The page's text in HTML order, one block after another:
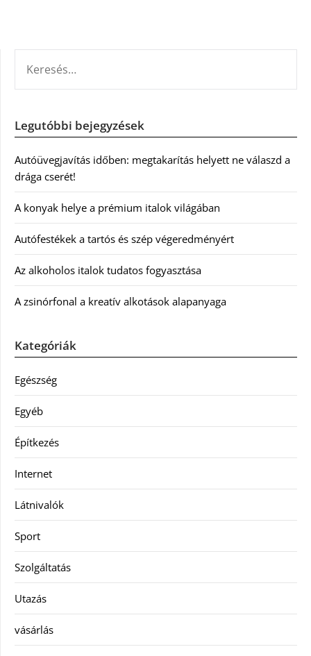
Legutóbbi bejegyzések
Autóüvegjavítás időben: megtakarítás helyett ne válaszd a
drága cserét!
A konyak helye a prémium italok világában
Autófestékek a tartós és szép végeredményért
Az alkoholos italok tudatos fogyasztása
A zsinórfonal a kreatív alkotások alapanyaga
Kategóriák
Egészség
Egyéb
Építkezés
Internet
Látnivalók
Sport
Szolgáltatás
Utazás
vásárlás